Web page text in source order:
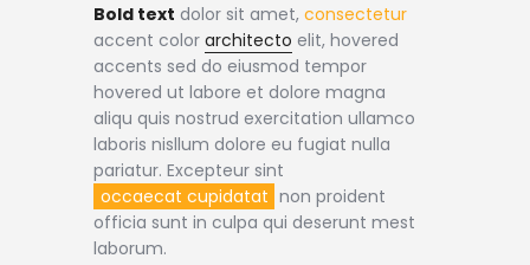
Bold text dolor sit amet, consectetur
accent color architecto elit, hovered
accents sed do eiusmod tempor
hovered ut labore et dolore magna
aliqu quis nostrud exercitation ullamco
laboris nisllum dolore eu fugiat nulla
pariatur. Excepteur sint
occaecat cupidatat non proident
officia sunt in culpa qui deserunt mest
laborum.